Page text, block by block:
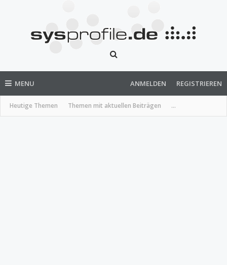
MENU
Heutige Themen Themen mit aktuellen Beiträgen ...
ANMELDEN REGISTRIEREN